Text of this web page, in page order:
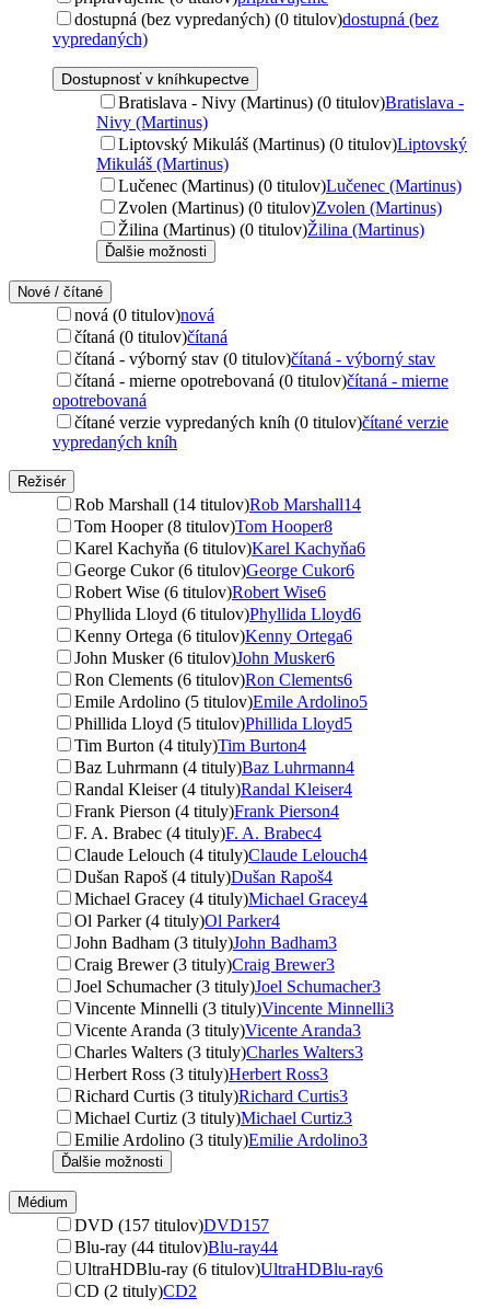
dostupná (bez vypredaných) (0 titulov)dostupná (bez
vypredaných)
Dostupnosť v kníhkupectve
Bratislava - Nivy (Martinus) (0 titulov)Bratislava -
Nivy (Martinus)
Liptovský Mikuláš (Martinus) (0 titulov)Liptovský
Mikuláš (Martinus)
Lučenec (Martinus) (0 titulov)Lučenec (Martinus)
Zvolen (Martinus) (0 titulov)Zvolen (Martinus)
Žilina (Martinus) (0 titulov)Žilina (Martinus)
Ďalšie možnosti
Nové / čítané
nová (0 titulov)nová
čítaná (0 titulov)čítaná
čítaná - výborný stav (0 titulov)čítaná - výborný stav
čítaná - mierne opotrebovaná (0 titulov)čítaná - mierne
opotrebovaná
čítané verzie vypredaných kníh (0 titulov)čítané verzie
vypredaných kníh
Režisér
Rob Marshall (14 titulov)Rob Marshall14
Tom Hooper (8 titulov)Tom Hooper8
Karel Kachyňa (6 titulov)Karel Kachyňa6
George Cukor (6 titulov)George Cukor6
Robert Wise (6 titulov)Robert Wise6
Phyllida Lloyd (6 titulov)Phyllida Lloyd6
Kenny Ortega (6 titulov)Kenny Ortega6
John Musker (6 titulov)John Musker6
Ron Clements (6 titulov)Ron Clements6
Emile Ardolino (5 titulov)Emile Ardolino5
Phillida Lloyd (5 titulov)Phillida Lloyd5
Tim Burton (4 tituly)Tim Burton4
Baz Luhrmann (4 tituly)Baz Luhrmann4
Randal Kleiser (4 tituly)Randal Kleiser4
Frank Pierson (4 tituly)Frank Pierson4
F. A. Brabec (4 tituly)F. A. Brabec4
Claude Lelouch (4 tituly)Claude Lelouch4
Dušan Rapoš (4 tituly)Dušan Rapoš4
Michael Gracey (4 tituly)Michael Gracey4
Ol Parker (4 tituly)Ol Parker4
John Badham (3 tituly)John Badham3
Craig Brewer (3 tituly)Craig Brewer3
Joel Schumacher (3 tituly)Joel Schumacher3
Vincente Minnelli (3 tituly)Vincente Minnelli3
Vicente Aranda (3 tituly)Vicente Aranda3
Charles Walters (3 tituly)Charles Walters3
Herbert Ross (3 tituly)Herbert Ross3
Richard Curtis (3 tituly)Richard Curtis3
Michael Curtiz (3 tituly)Michael Curtiz3
Emilie Ardolino (3 tituly)Emilie Ardolino3
Ďalšie možnosti
Médium
DVD (157 titulov)DVD157
Blu-ray (44 titulov)Blu-ray44
UltraHDBlu-ray (6 titulov)UltraHDBlu-ray6
CD (2 tituly)CD2